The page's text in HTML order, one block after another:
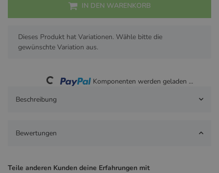
IN DEN WARENKORB
x
Dieses Produkt hat Variationen. Wähle bitte die
gewünschte Variation aus.
Loading...
Komponenten werden geladen ...
Beschreibung
Bewertungen
Teile anderen Kunden deine Erfahrungen mit